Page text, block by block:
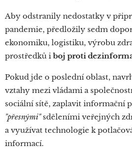
Aby odstranily nedostatky v
pandemie, předložily sedm
ekonomiku, logistiku, výrobu
prostředků i boj proti
Pokud jde o poslední oblast,
vztahy mezi vládami a
sociální sítě, zaplavit informační
"přesnými"sděleními veřejných
a využívat technologie k
informací.